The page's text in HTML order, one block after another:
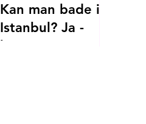
Kan man bade i
Istanbul? Ja -
her er